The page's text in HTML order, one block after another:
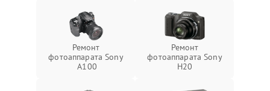
Ремонт
фотоаппарата Sony
A100
Ремонт
фотоаппарата Sony
H20